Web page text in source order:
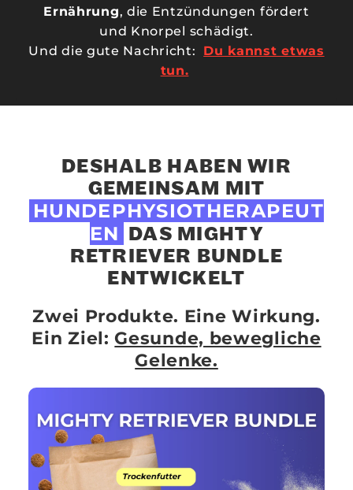
Ernährung, die Entzündungen fördert
und Knorpel schädigt.
Und die gute Nachricht:
Du kannst etwas
tun.
DESHALB HABEN WIR
GEMEINSAM MIT
HUNDEPHYSIOTHERAPEUT
EN DAS MIGHTY
RETRIEVER BUNDLE
ENTWICKELT
Zwei Produkte. Eine Wirkung.
Ein Ziel:Gesunde, bewegliche
Gelenke.